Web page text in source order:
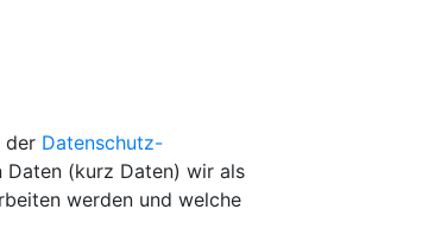
der Datenschutz-
Daten (kurz Daten) wir als
werden und welche